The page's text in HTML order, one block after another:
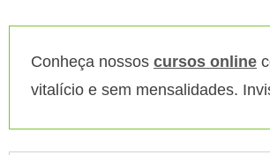
Conheça nossos cursos online
vitalício e sem mensalidades.